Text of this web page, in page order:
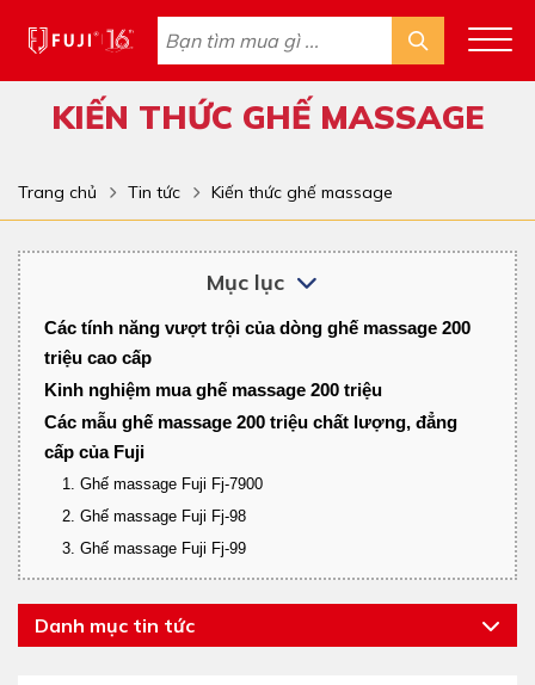
KIẾN THỨC GHẾ MASSAGE
Trang chủ Tin tức Kiến thức ghế massage
Mục lục
Các tính năng vượt trội của dòng ghế massage 200
triệu cao cấp
Kinh nghiệm mua ghế massage 200 triệu
Các mẫu ghế massage 200 triệu chất lượng, đẳng
cấp của Fuji
1. Ghế massage Fuji Fj-7900
2. Ghế massage Fuji Fj-98
3. Ghế massage Fuji Fj-99
Danh mục tin tức